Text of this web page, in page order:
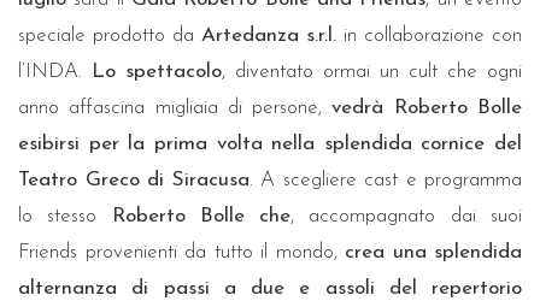
speciale prodotto da Artedanza s.r.l. in collaborazione con
l’INDA.
Lo spettacolo, diventato ormai un cult che ogni
anno affascina migliaia di persone,vedrà Roberto Bolle
esibirsi per la prima volta nella splendida cornice del
Teatro Greco di Siracusa. A scegliere cast e programma
lo stesso
Roberto Bolle che, accompagnato dai suoi
Friends provenienti da tutto il mondo, crea una splendida
alternanza di passi a due e assoli del repertorio